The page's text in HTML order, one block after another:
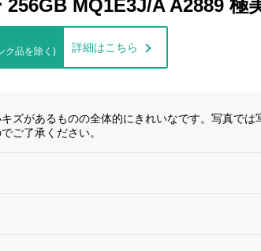
MQ1E3J/A A2889 極
ク品を除く) 詳細はこちら
ズがあるものの全体的にきれいなです。写真では
ご了承ください。